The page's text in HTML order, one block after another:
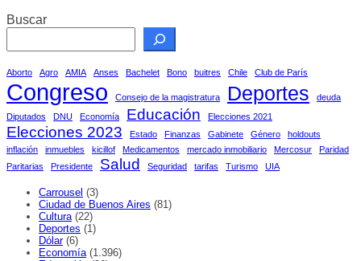
Buscar
Aborto Agro AMIA Anses Bachelet Bono buitres Chile Club de París
Congreso Consejo de la magistratura Deportes
deuda
Diputados
DNU Economía Educación Elecciones 2021
Elecciones 2023 Estado Finanzas Gabinete Género
holdouts
inflación
inmuebles kicillof Medicamentos mercado inmobiliario Mercosur
Paridad
Paritarias
Presidente Salud Seguridad tarifas Turismo UIA
Carrousel (3)
Ciudad de Buenos Aires (81)
Cultura (22)
Deportes (1)
Dólar(6)
Economía (1.396)